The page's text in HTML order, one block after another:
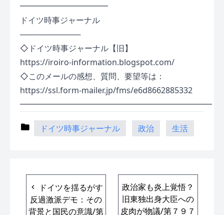
━━━━━━━━━━━
ドイツ時事ジャーナル
───────────
◇ドイツ時事ジャーナル【旧】
https://iroiro-information.blogspot.com/
◇このメールの感想、質問、要望等は：
https://ssl.form-mailer.jp/fms/e6d8662885332
━━━━━━━━━━━━━━━━━━━━━━━━
ドイツ時事ジャーナル 政治 生活
ドイツを揺るがす
反過激派デモ：その
背景と国民の意識/第
政治家も炎上覚悟？
旧東独出身大臣への
皮肉が物議/第７９７